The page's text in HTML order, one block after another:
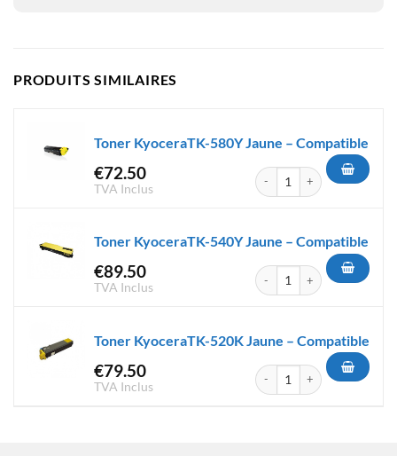
PRODUITS SIMILAIRES
Toner KyoceraTK-580Y Jaune – Compatible
€72.50
TVA Inclus
quantité de Toner
Toner KyoceraTK-540Y Jaune – Compatible
€89.50
TVA Inclus
quantité de Toner
Toner KyoceraTK-520K Jaune – Compatible
€79.50
TVA Inclus
quantité de Toner